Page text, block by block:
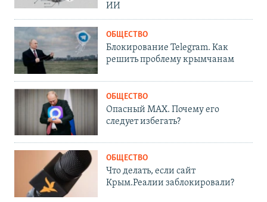
ИИ
ОБЩЕСТВО
Блокирование Telegram. Как
решить проблему крымчанам
ОБЩЕСТВО
Опасный MAX. Почему его
следует избегать?
ОБЩЕСТВО
Что делать, если сайт
Крым.Реалии заблокировали?